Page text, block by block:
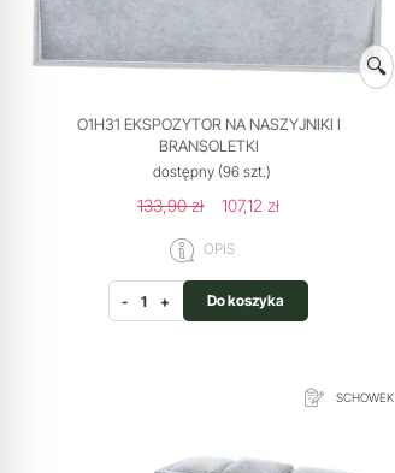
🔍
O1H31 EKSPOZYTOR NA NASZYJNIKI I
BRANSOLETKI
dostępny(96 szt.)
133,90 zł 107,12 zł
OPIS
- + Do koszyka
SCHOWEK